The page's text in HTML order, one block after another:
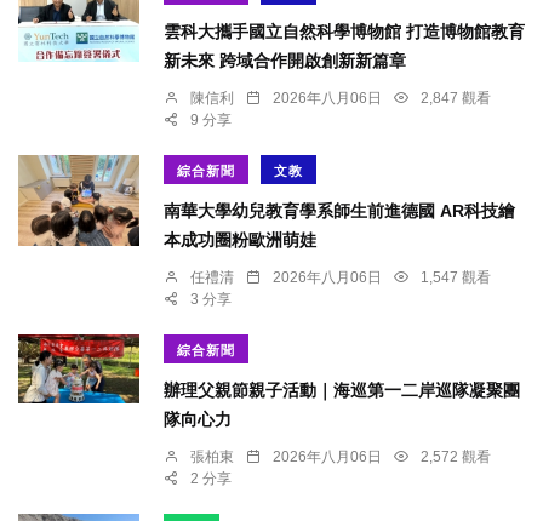
雲科大攜手國立自然科學博物館 打造博物館教育
新未來 跨域合作開啟創新新篇章
陳信利 2026年八月06日
2,847 觀看
9 分享
綜合新聞 文教
南華大學幼兒教育學系師生前進德國 AR科技繪
本成功圈粉歐洲萌娃
任禮清 2026年八月06日
1,547 觀看
3 分享
綜合新聞
辦理父親節親子活動｜海巡第一二岸巡隊凝聚團
隊向心力
張柏東 2026年八月06日
2,572 觀看
2 分享